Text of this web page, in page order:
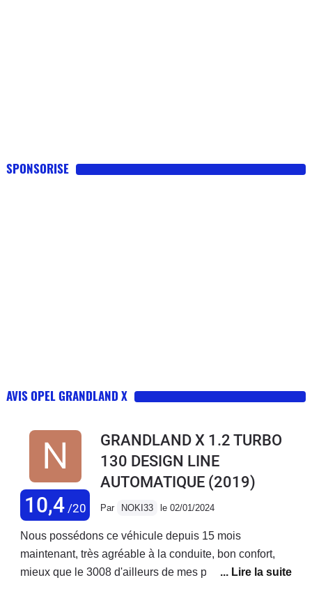
SPONSORISE
AVIS OPEL GRANDLAND X
10,4/20
GRANDLAND X 1.2 TURBO
130 DESIGN LINE
AUTOMATIQUE (2019)
Par NOKI33 le 02/01/2024
Nous possédons ce véhicule depuis 15 mois
maintenant, très agréable à la conduite, bon confort,
mieux que le 3008 d'ailleurs de mes parents, acheté en